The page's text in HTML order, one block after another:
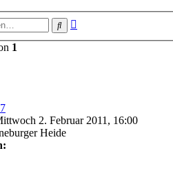
Suche
1
2. Februar 2011, 16:00
Heide